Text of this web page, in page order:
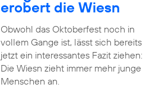
erobert die Wiesn
Obwohl das Oktoberfest noch in
vollem Gange ist, lässt sich bereits
jetzt ein interessantes Fazit ziehen:
Die Wiesn zieht immer mehr junge
Menschen an.